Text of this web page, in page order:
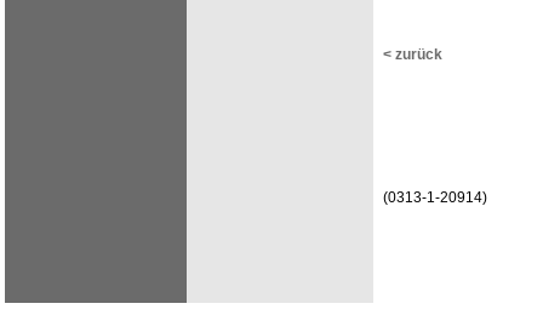
< zurück
(0313-1-20914)